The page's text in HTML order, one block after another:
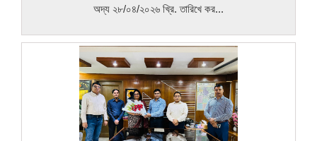
অদ্য ২৮/০৪/২০২৬ খ্রি. তারিখে কর...